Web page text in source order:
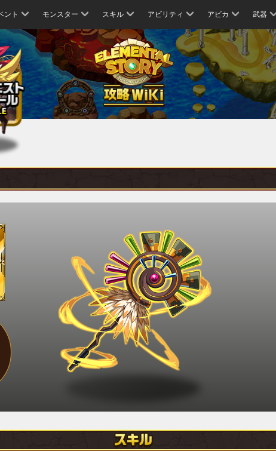
ント モンスター スキル アビリティ アビカ 武器